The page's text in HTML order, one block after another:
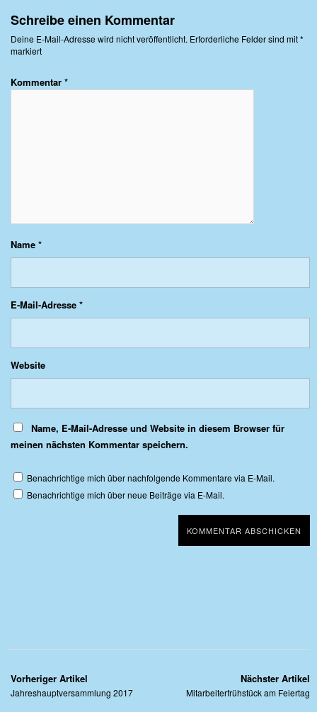
Schreibe einen Kommentar
Deine E-Mail-Adresse wird nicht veröffentlicht. Erforderliche Felder sind mit*
markiert
Kommentar *
Name *
E-Mail-Adresse *
Website
Name, E-Mail-Adresse und Website in diesem Browser für
meinen nächsten Kommentar speichern.
Benachrichtige mich über nachfolgende Kommentare via E-Mail.
Benachrichtige mich über neue Beiträge via E-Mail.
Vorheriger Artikel
Jahreshauptversammlung 2017
Nächster Artikel
Mitarbeiterfrühstück am Feiertag